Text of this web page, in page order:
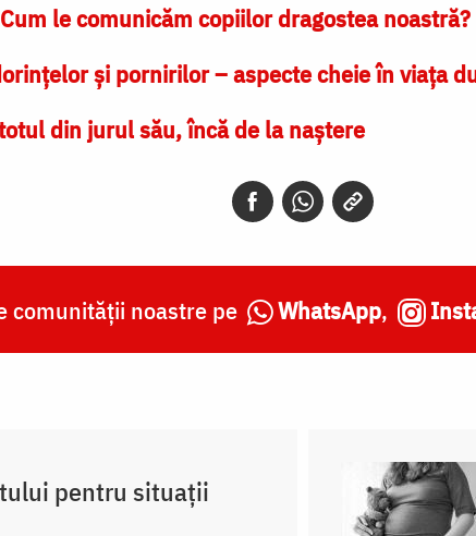
Cum le comunicăm copiilor dragostea noastră?
și pornirilor – aspecte cheie în viața
din jurul său, încă de la naștere
comunității noastre pe WhatsApp,
pentru situații